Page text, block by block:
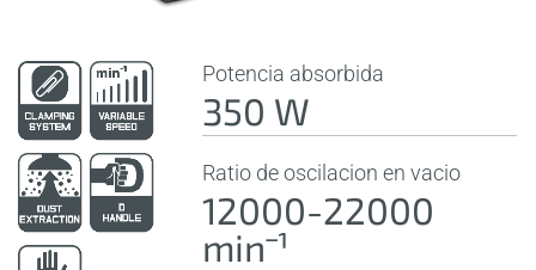
Potencia absorbida
350 W
Ratio de oscilacion en vacio
12000-22000
minˉ¹